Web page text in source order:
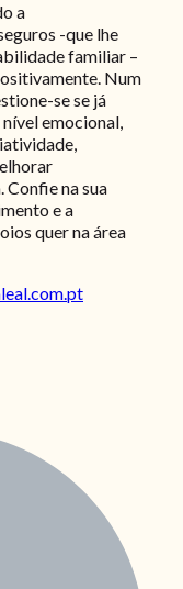
a
-que lhe
familiar –
Num
se se já
nível emocional,
na sua
e a
quer na área